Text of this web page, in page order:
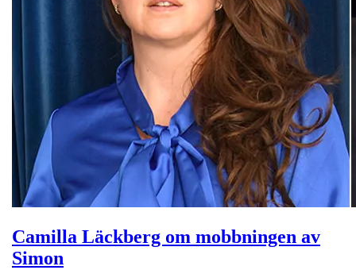
Camilla Läckberg om mobbningen av
Simon